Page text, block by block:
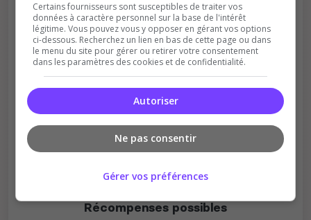
Plus de visibilité = plus de joueurs
Récompenses possibles
Certains fournisseurs sont susceptibles de traiter vos
données à caractère personnel sur la base de l'intérêt
légitime. Vous pouvez vous y opposer en gérant vos options
ci-dessous. Recherchez un lien en bas de cette page ou dans
le menu du site pour gérer ou retirer votre consentement
dans les paramètres des cookies et de confidentialité.
Autoriser
Ne pas consentir
Gérer vos préférences